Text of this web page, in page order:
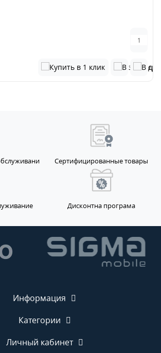
Сертифицированные товары
Дисконтна програма
Информация
Категории
Личный кабинет